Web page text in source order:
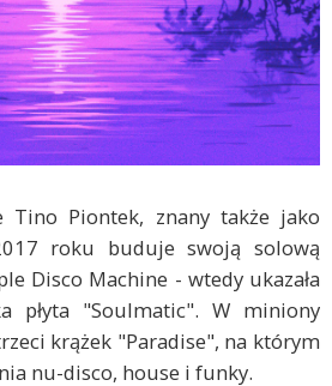
Tino Piontek, znany także jako
roku buduje swoją solową
Disco Machine - wtedy ukazała
płyta "Soulmatic". W miniony
krążek "Paradise", na którym
nu-disco, house i funky.